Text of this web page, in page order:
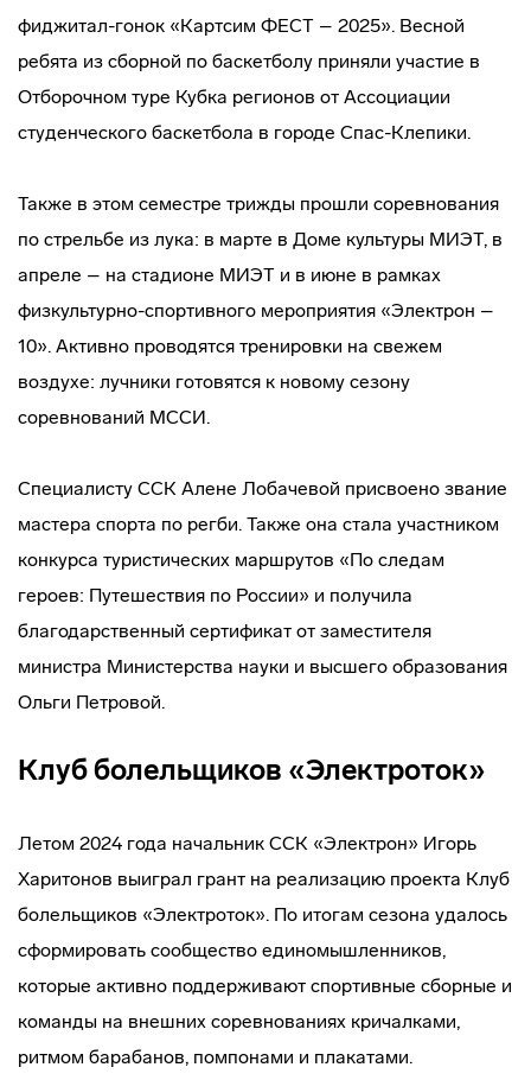
фиджитал-гонок «Картсим ФЕСТ – 2025». Весной
ребята из сборной по баскетболу приняли участие в
Отборочном туре Кубка регионов от Ассоциации
студенческого баскетбола в городе Спас-Клепики.
Также в этом семестре трижды прошли соревнования
по стрельбе из лука: в марте в Доме культуры МИЭТ, в
апреле – на стадионе МИЭТ и в июне в рамках
физкультурно-спортивного мероприятия «Электрон –
10». Активно проводятся тренировки на свежем
воздухе: лучники готовятся к новому сезону
соревнований МССИ.
Специалисту ССК Алене Лобачевой присвоено звание
мастера спорта по регби. Также она стала участником
конкурса туристических маршрутов «По следам
героев: Путешествия по России» и получила
благодарственный сертификат от заместителя
министра Министерства науки и высшего образования
Ольги Петровой.
Клуб болельщиков «Электроток»
Летом 2024 года начальник ССК «Электрон» Игорь
Харитонов выиграл грант на реализацию проекта Клуб
болельщиков «Электроток». По итогам сезона удалось
сформировать сообщество единомышленников,
которые активно поддерживают спортивные сборные и
команды на внешних соревнованиях кричалками,
ритмом барабанов, помпонами и плакатами.